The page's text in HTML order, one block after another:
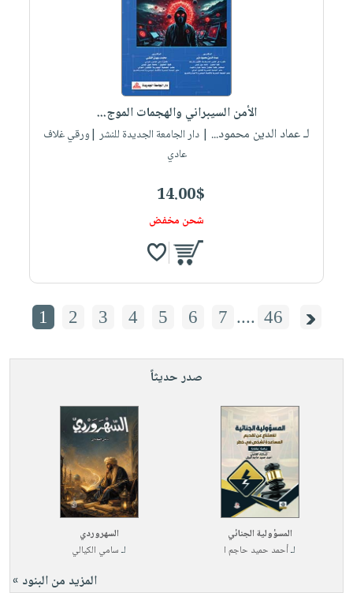
الأمن السيبراني والهجمات الموج...
لـ عماد الدين محمود... | دار الجامعة الجديدة للنشر |ورقي غلاف
عادي
14.00$
شحن مخفض
1 2 3 4 5 6 7 .... 46
صدر حديثاً
المسؤولية الجنائي
لـأحمد حميد حاجم ا
السهروردي
لـسامي الكيالي
المزيد من البنود »